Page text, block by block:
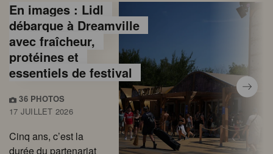
En images : Lidl
débarque à Dreamville
avec fraîcheur,
protéines et
essentiels de festival
36 PHOTOS
17 JUILLET 2026
Cinq ans, c’est la
durée du partenariat